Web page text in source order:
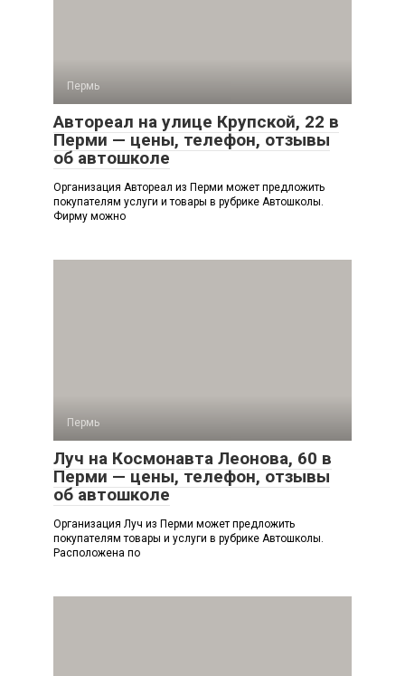
Пермь
Автореал на улице Крупской, 22 в
Перми — цены, телефон, отзывы
об автошколе
Организация Автореал из Перми может предложить
покупателям услуги и товары в рубрике Автошколы.
Фирму можно
Пермь
Луч на Космонавта Леонова, 60 в
Перми — цены, телефон, отзывы
об автошколе
Организация Луч из Перми может предложить
покупателям товары и услуги в рубрике Автошколы.
Расположена по